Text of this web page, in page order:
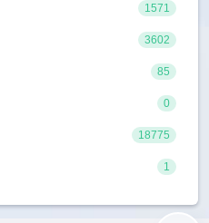
1571
3602
85
0
18775
1